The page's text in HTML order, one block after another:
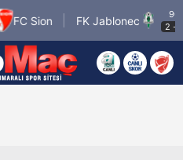
FC Sion FK Jablonec
2
-0